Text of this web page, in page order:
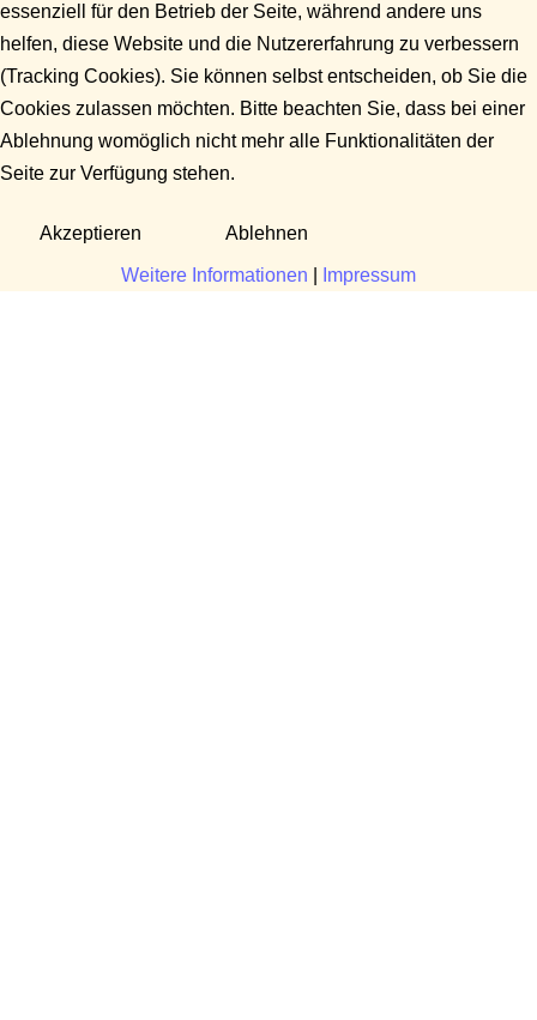
essenziell für den Betrieb der Seite, während andere uns
helfen, diese Website und die Nutzererfahrung zu verbessern
(Tracking Cookies). Sie können selbst entscheiden, ob Sie die
Cookies zulassen möchten. Bitte beachten Sie, dass bei einer
Ablehnung womöglich nicht mehr alle Funktionalitäten der
Seite zur Verfügung stehen.
Akzeptieren Ablehnen
Weitere Informationen Impressum